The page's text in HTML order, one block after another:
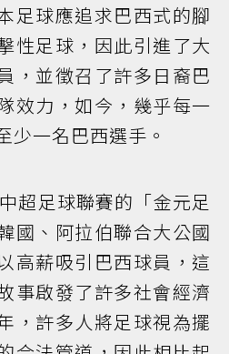
足球應追求巴西式的腳
性足球，因此引進了大
，並徵召了許多日裔巴
效力，如今，幾乎每一
少一名巴西選手。
超足球聯賽的「金元足
國、阿拉伯聯合大公國
高薪吸引巴西球員，這
事啟發了許多社會經濟
，許多人將足球視為擺